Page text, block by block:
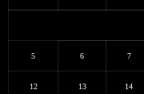
5 6 7
12 13 14